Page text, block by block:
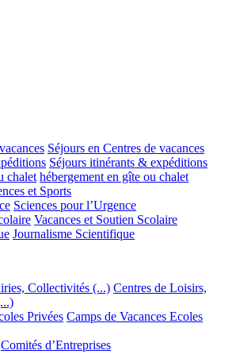
Séjours en Centres de vacances
Séjours itinérants & expéditions
chalet hébergement en gîte ou chalet
et Sports
Sciences pour l’Urgence
Vacances et Soutien Scolaire
Journalisme Scientifique
Collectivités (...) Centres de Loisirs,
Privées Camps de Vacances Ecoles
Comités d’Entreprises